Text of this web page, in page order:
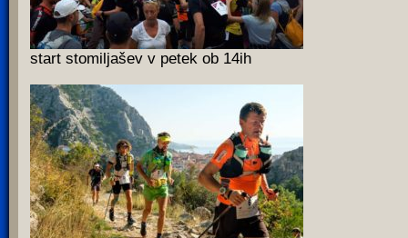
start stomiljašev v petek ob 14ih